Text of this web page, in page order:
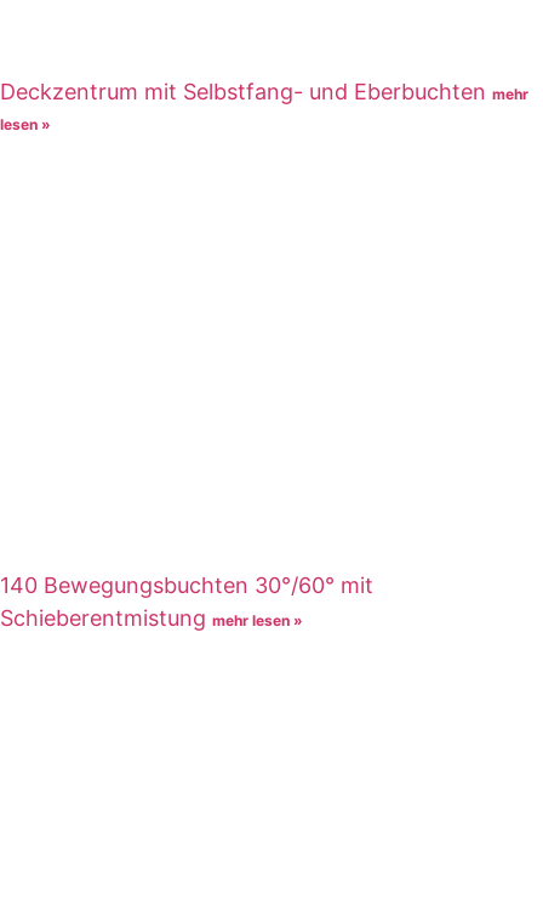
Deckzentrum mit Selbstfang- und Eberbuchten mehr
lesen »
140 Bewegungsbuchten 30°/60° mit
Schieberentmistung mehr lesen »